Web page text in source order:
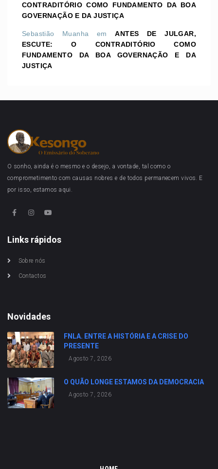
CONTRADITÓRIO COMO FUNDAMENTO DA BOA
GOVERNAÇÃO E DA JUSTIÇA
Sebastião Muanha emANTES DE JULGAR,
ESCUTE: O CONTRADITÓRIO COMO
FUNDAMENTO DA BOA GOVERNAÇÃO E DA
JUSTIÇA
O sonho, ainda é o mesmo e o desejo, a vontade, tal como o
comprometimento com causas nobres e de todos permanecem vivos. E
por isso, estamos aqui.
Links rápidos
Sobre nós
Contactos
Novidades
FNLA. ENTRE A HISTÓRIA E A CRISE DO
PRESENTE
Agosto 7, 2026
O QUÃO LONGE ESTAMOS DA DEMOCRACIA
Agosto 7, 2026